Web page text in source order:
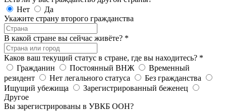
Нет
Да
Укажите страну второго гражданства
В какой стране вы сейчас живёте? *
Каков ваш текущий статус в стране, где вы находитесь? *
Гражданин
Постоянный ВНЖ
Временный
резидент
Нет легального статуса
Без гражданства
Ищущий убежища
Зарегистрированный беженец
Другое
Вы зарегистрированы в УВКБ ООН?